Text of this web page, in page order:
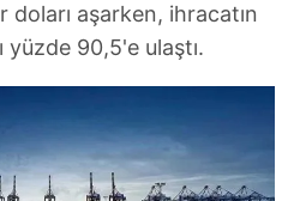
aşarken, ihracatın
yüzde 90,5'e ulaştı.